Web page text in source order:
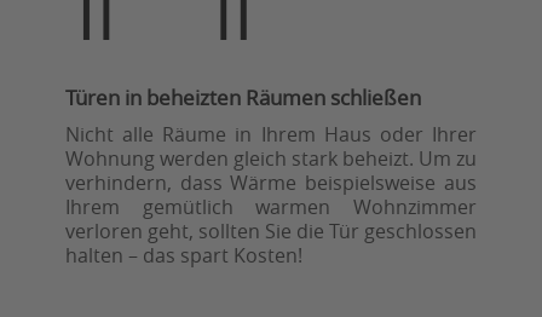
Türen in beheizten Räumen schließen
Nicht alle Räume in Ihrem Haus oder Ihrer
Wohnung werden gleich stark beheizt. Um zu
verhindern, dass Wärme beispielsweise aus
Ihrem gemütlich warmen Wohnzimmer
verloren geht, sollten Sie die Tür geschlossen
halten – das spart Kosten!